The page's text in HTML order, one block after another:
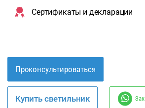
Сертификаты и декларации
Проконсультироваться
Купить светильник